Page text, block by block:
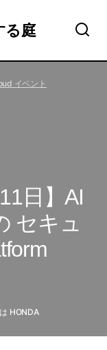
る庭
イベント
日】AI
セキュ
HONDA